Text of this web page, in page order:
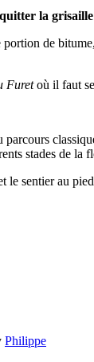
la
de
Furetoù il faut se
stades de la
le sentier au
Philippe